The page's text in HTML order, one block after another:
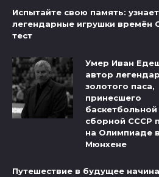
Испытайте свою память:
легендарные игрушки времён
тест
Умер Иван
автор
золотого паса,
принесшего
баскетбольной
сборной СССР
на Олимпиаде в
Мюнхене
Путешествие в будущее